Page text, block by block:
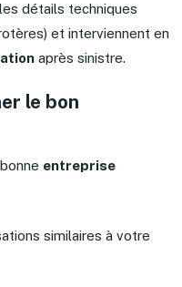
détails techniques
et interviennent en
après sinistre.
le bon
entreprise
similaires à votre